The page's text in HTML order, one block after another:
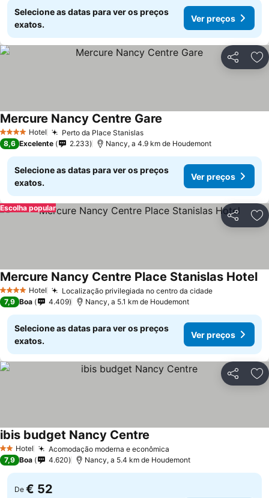
Selecione as datas para ver os preços
exatos.
Ver preços
Partilhar
4 EstrelasHotel Perto da Place Stanislas
Mercure Nancy Centre Gare
8,6 Excelente 2.233 Nancy, a 4.9 km de Houdemont
Selecione as datas para ver os preços
exatos.
Ver preços
Partilhar
Escolha popular
4 EstrelasHotel Localização privilegiada no centro da cidade
Mercure Nancy Centre Place Stanislas Hotel
7,9 Boa 4.409 Nancy, a 5.1 km de Houdemont
Selecione as datas para ver os preços
exatos.
Ver preços
Partilhar
2 Estrelas
Hotel Acomodação moderna e econômica
ibis budget Nancy Centre
7,9 Boa 4.620 Nancy, a 5.4 km de Houdemont
De € 52